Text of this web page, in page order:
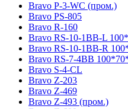
Bravo P-3-WC (пром.)
Bravo PS-805
Bravo R-160
Bravo RS-10-1BB-L
Bravo RS-10-1BB-R
Bravo RS-7-4BB
Bravo S-4-CL
Bravo Z-203
Bravo Z-469
Bravo Z-493 (пром.)